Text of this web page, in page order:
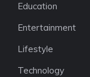
Education
Entertainment
Lifestyle
Technology